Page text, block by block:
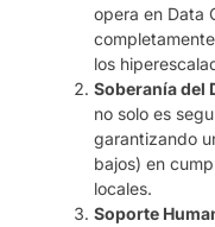
opera en Data
los
Soberanía del
no solo es
garantizando
bajos) en
locales.
Soporte